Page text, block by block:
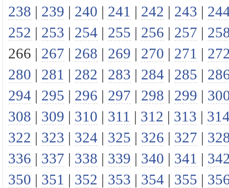
238 | 239 | 240 | 241 | 242 | 243 |
252 | 253 | 254 | 255 | 256 | 257 |
266 | 267 | 268 | 269 | 270 | 271 |
280 | 281 | 282 | 283 | 284 | 285 |
294 | 295 | 296 | 297 | 298 | 299 |
308 | 309 | 310 | 311 | 312 | 313 |
322 | 323 | 324 | 325 | 326 | 327 |
336 | 337 | 338 | 339 | 340 | 341 |
350 | 351 | 352 | 353 | 354 | 355 |